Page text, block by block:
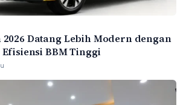
Datang Lebih Modern dengan
BBM Tinggi